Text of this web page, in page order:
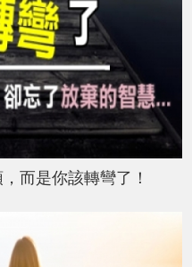
而是你該轉彎了！